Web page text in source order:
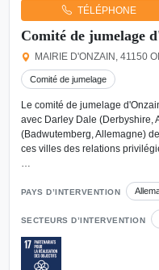
TÉLÉPHONE
Comité de jumelage
MAIRIE D'ONZAIN, 41150
Comité de jumelage
Le comité de jumelage
avec Darley Dale (Derbyshire,
(Badwutemberg, Allemagne)
ces villes des relations
PAYS D’INTERVENTION
SECTEURS D’INTERVENTION